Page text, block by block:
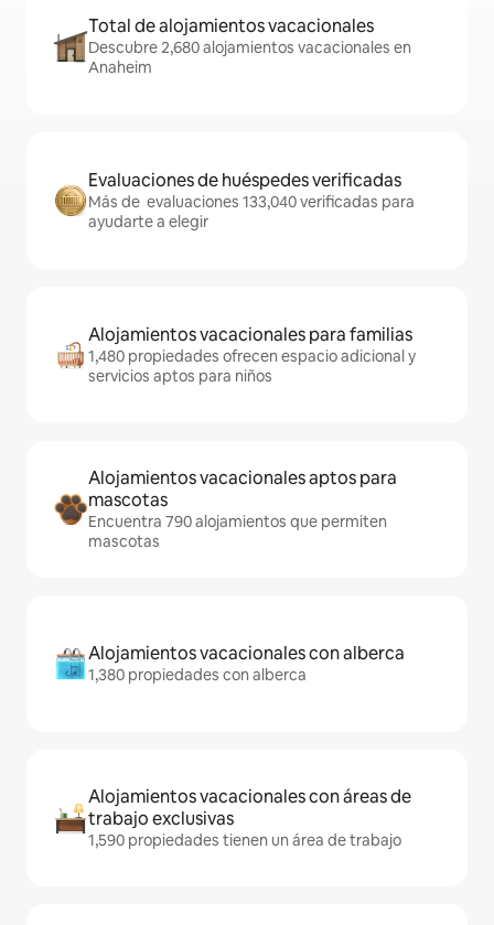
Total de alojamientos vacacionales
Descubre 2,680 alojamientos vacacionales en
Anaheim
Evaluaciones de huéspedes verificadas
Más de evaluaciones 133,040 verificadas para
ayudarte a elegir
Alojamientos vacacionales para familias
1,480 propiedades ofrecen espacio adicional y
servicios aptos para niños
Alojamientos vacacionales aptos para
mascotas
Encuentra 790 alojamientos que permiten
mascotas
Alojamientos vacacionales con alberca
1,380 propiedades con alberca
Alojamientos vacacionales con áreas de
trabajo exclusivas
1,590 propiedades tienen un área de trabajo